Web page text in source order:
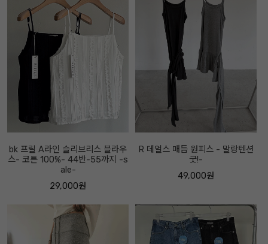
bk 프릴 A라인 슬리브리스 블라우
스- 코튼 100%- 44반-55까지 -s
ale-
29,000원
R 데얼스 매듭 원피스 - 말랑텐션
굿!-
49,000원